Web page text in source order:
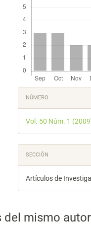
Detalles
del
artículo
NÚMERO
Vol. 50 Núm. 1
SECCIÓN
Artículos de
del mismo